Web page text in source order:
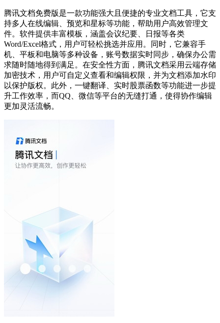
腾讯文档免费版是一款功能强大且便捷的专业文档工具，它支
持多人在线编辑、预览和星标等功能，帮助用户高效管理文
件。软件提供丰富模板，涵盖会议纪要、日报等各类
Word/Excel格式，用户可轻松挑选并应用。同时，它兼容手
机、平板和电脑等多种设备，账号数据实时同步，确保办公需
求随时随地得到满足。在安全性方面，腾讯文档采用云端存储
加密技术，用户可自定义查看和编辑权限，并为文档添加水印
以保护版权。此外，一键翻译、实时股票函数等功能进一步提
升工作效率，而QQ、微信等平台的无缝打通，使得协作编辑
更加灵活流畅。